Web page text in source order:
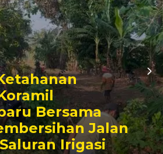
Kunjungan
Bupati Wajo,
Komitmen
Kamtibmas dan
Pembangunan